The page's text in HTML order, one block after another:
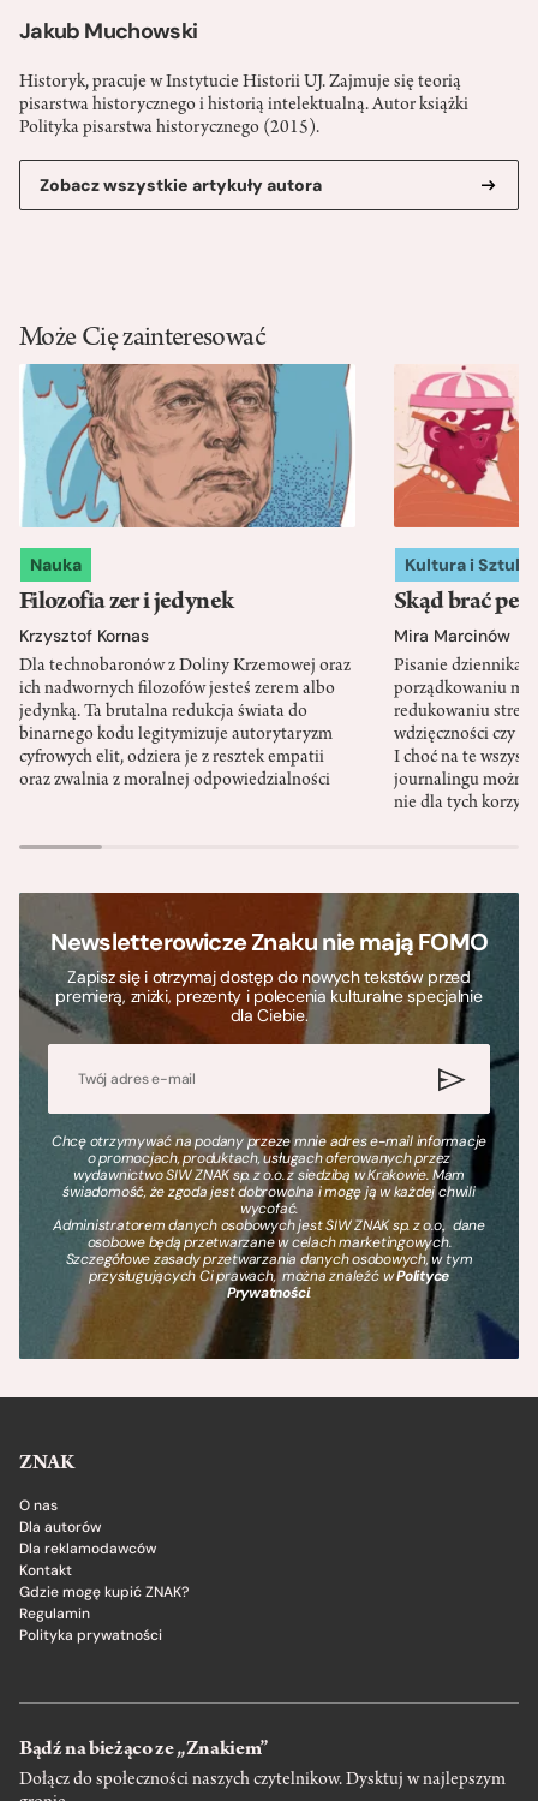
Jakub Muchowski
Historyk, pracuje w Instytucie Historii UJ. Zajmuje się teorią
pisarstwa historycznego i historią intelektualną. Autor książki
Polityka pisarstwa historycznego (2015).
Zobacz wszystkie artykuły autora
Może Cię zainteresować
Nauka
Filozofia zer i jedynek
Krzysztof Kornas
Dla technobaronów z Doliny Krzemowej oraz
ich nadwornych filozofów jesteś zerem albo
jedynką. Ta brutalna redukcja świata do
binarnego kodu legitymizuje autorytaryzm
cyfrowych elit, odziera je z resztek empatii
oraz zwalnia z moralnej odpowiedzialności
Kultura i Sztuka
Skąd brać
Mira Marcinów
Pisanie dziennika
porządkowaniu
redukowaniu
wdzięczności czy
I choć na te
journalingu można
nie dla tych
Newsletterowicze Znaku nie mają FOMO
Zapisz się i otrzymaj dostęp do nowych tekstów przed
premierą, zniżki, prezenty i polecenia kulturalne specjalnie
dla Ciebie.
Chcę otrzymywać na podany przeze mnie adres e-mail informacje
o promocjach, produktach, usługach oferowanych przez
wydawnictwo SIW ZNAK sp. z o.o. z siedzibą w Krakowie. Mam
świadomość, że zgoda jest dobrowolna i mogę ją w każdej chwili
wycofać.
Administratorem danych osobowych jest SIW ZNAK sp. z o.o., dane
osobowe będą przetwarzane w celach marketingowych.
Szczegółowe zasady przetwarzania danych osobowych, w tym
przysługujących Ci prawach, można znaleźć wPolityce
Prywatności.
ZNAK
O nas
Dla autorów
Dla reklamodawców
Kontakt
Gdzie mogę kupić ZNAK?
Regulamin
Polityka prywatności
Bądź na bieżąco ze „Znakiem”
Dołącz do społeczności naszych czytelnikow. Dysktuj w najlepszym